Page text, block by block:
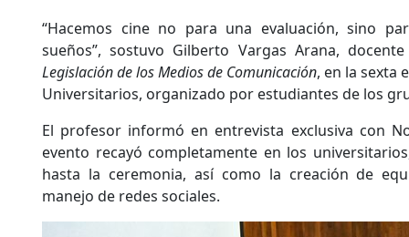
“Hacemos cine no para una evaluación, sino
sueños”, sostuvo Gilberto Vargas Arana,
Legislación de los Medios de Comunicación, en la sexta
Universitarios, organizado por estudiantes de los
El profesor informó en entrevista exclusiva con
evento recayó completamente en los
hasta la ceremonia, así como la creación de
manejo de redes sociales.